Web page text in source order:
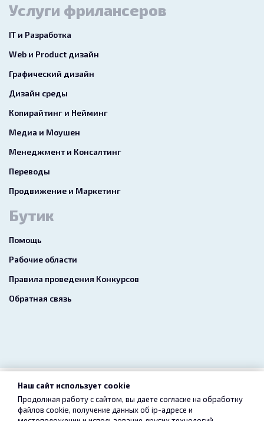
Услуги фрилансеров
IT и Разработка
Web и Product дизайн
Графический дизайн
Дизайн среды
Копирайтинг и Нейминг
Медиа и Моушен
Менеджмент и Консалтинг
Переводы
Продвижение и Маркетинг
Бутик
Помощь
Рабочие области
Правила проведения Конкурсов
Обратная связь
2026 freelance.boutique
Пользовательское соглашение Конфиденциальность
Наш сайт использует cookie
Продолжая работу с сайтом, вы даете согласие на обработку
файлов cookie, получение данных об ip-адресе и